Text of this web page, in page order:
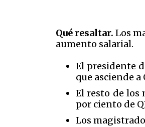
Qué resaltar. Los
aumento salarial.
El presidente
que asciende
El resto de los
por ciento de
Los